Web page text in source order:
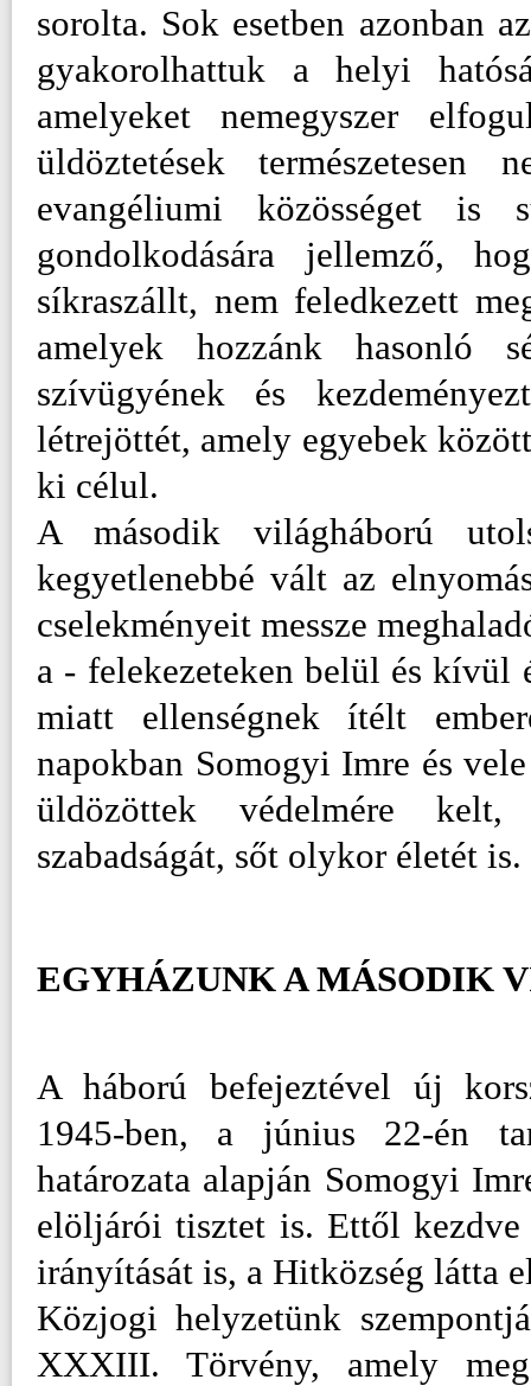
sorolta. Sok esetben azonban
gyakorolhattuk a helyi
amelyeket nemegyszer
üldöztetések természetesen
evangéliumi közösséget is
gondolkodására jellemző,
síkraszállt, nem feledkezett
amelyek hozzánk hasonló
szívügyének és
létrejöttét, amely egyebek
ki célul.
A második világháború
kegyetlenebbé vált az
cselekményeit messze
a - felekezeteken belül és
miatt ellenségnek ítélt
napokban Somogyi Imre és
üldözöttek védelmére
szabadságát, sőt olykor életét is.
EGYHÁZUNK A MÁSODIK
A háború befejeztével új
1945-ben, a június 22-én
határozata alapján Somogyi
elöljárói tisztet is. Ettől kezdve
irányítását is, a Hitközség látta
Közjogi helyzetünk
XXXIII. Törvény, amely